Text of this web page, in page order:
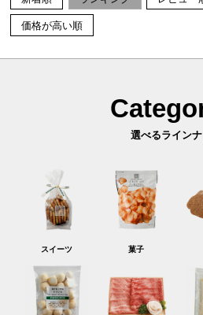
価格が高い順
選べるライン
スイーツ 菓子